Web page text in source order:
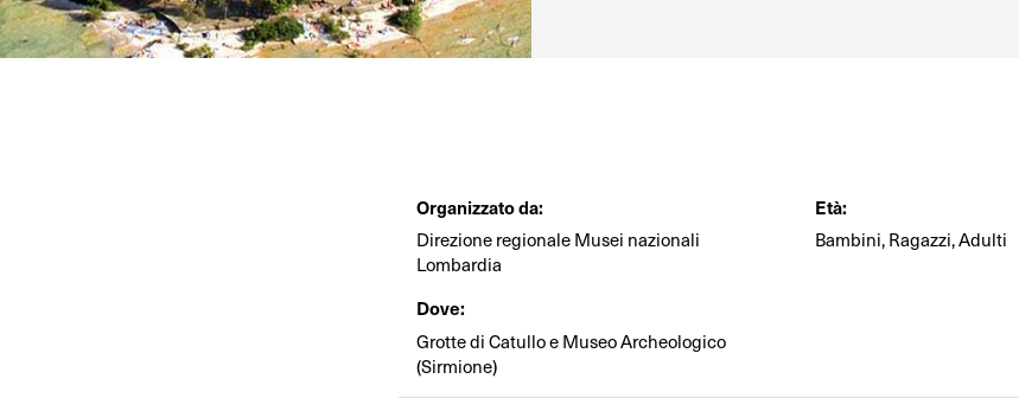
Organizzato da:
Direzione regionale Musei nazionali
Lombardia
Età:
Bambini, Ragazzi, Adulti
Dove:
Grotte di Catullo e Museo Archeologico
(Sirmione)